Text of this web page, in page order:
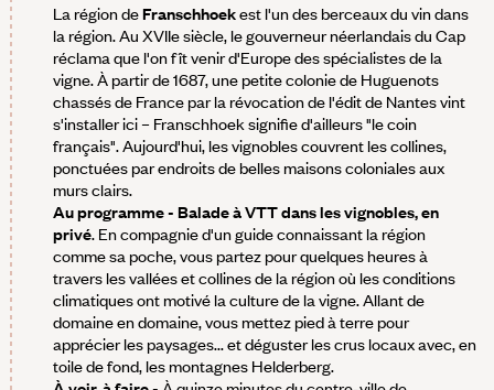
La région deFranschhoekest l'un des berceaux du vin dans
la région. Au XVIIe siècle, le gouverneur néerlandais du Cap
réclama que l'on fît venir d'Europe des spécialistes de la
vigne. À partir de 1687, une petite colonie de Huguenots
chassés de France par la révocation de l'édit de Nantes vint
s'installer ici – Franschhoek signifie d'ailleurs "le coin
français". Aujourd'hui, les vignobles couvrent les collines,
ponctuées par endroits de belles maisons coloniales aux
murs clairs.
Au programme - Balade à VTT dans les vignobles, en
privé. En compagnie d'un guide connaissant la région
comme sa poche, vous partez pour quelques heures à
travers les vallées et collines de la région où les conditions
climatiques ont motivé la culture de la vigne. Allant de
domaine en domaine, vous mettez pied à terre pour
apprécier les paysages... et déguster les crus locaux avec, en
toile de fond, les montagnes Helderberg.